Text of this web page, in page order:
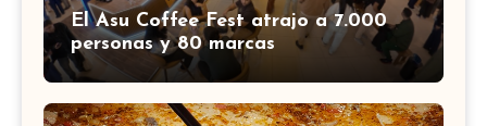
El Asu Coffee Fest atrajo a 7.000
personas y 80 marcas